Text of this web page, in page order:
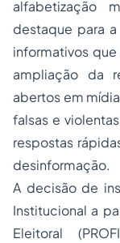
alfabetização
destaque para
informativos
ampliação da
abertos em
falsas e
respostas
desinformação.
A decisão de
Institucional a
Eleitoral